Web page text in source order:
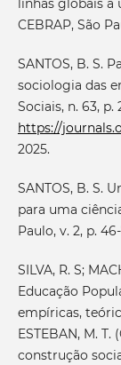
linhas globais a
CEBRAP, São
SANTOS, B. S.
sociologia das
Sociais, n. 63, p.
https://
2025.
SANTOS, B. S.
para uma
Paulo, v. 2, p. 46-
SILVA, R. S;
Educação
empíricas,
ESTEBAN, M.
construção